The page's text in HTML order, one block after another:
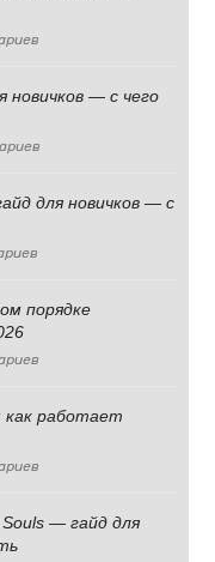
новичков — с чего
для новичков — с
порядке
как работает
— гайд для